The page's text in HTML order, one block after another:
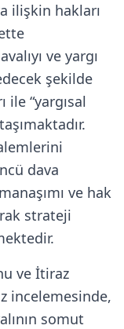
ilişkin hakları
ve yargı
şekilde
ile “yargısal
dava
ve hak
strateji
ve İtiraz
incelemesinde,
somut